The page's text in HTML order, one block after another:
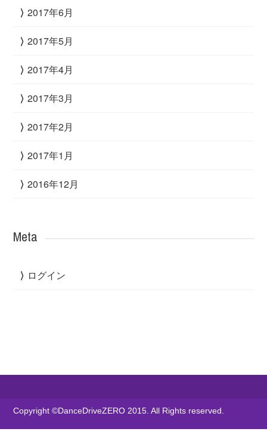
2017年6月
2017年5月
2017年4月
2017年3月
2017年2月
2017年1月
2016年12月
Meta
ログイン
Copyright ©DanceDriveZERO 2015. All Rights reserved.